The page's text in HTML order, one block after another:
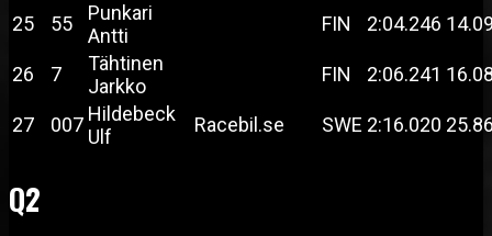
25 55
Punkari
Antti
FIN 2:04.246
26 7
Tähtinen
Jarkko
FIN 2:06.241
27 007 Hildebeck
Ulf
Racebil.se SWE 2:16.020
Q2